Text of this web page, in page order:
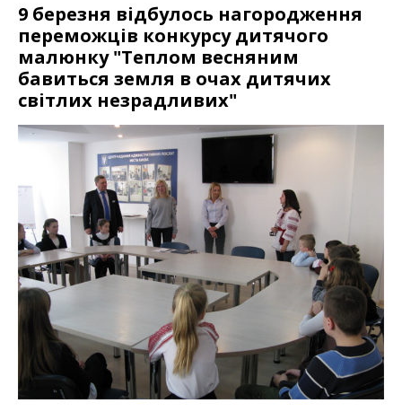
9 березня відбулось нагородження
переможців конкурсу дитячого
малюнку "Теплом весняним
бавиться земля в очах дитячих
світлих незрадливих"